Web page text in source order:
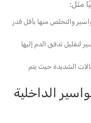
مثل:
والتخلص منها بأقل قدر
لتقليل تدفق الدم إليها
الشديدة حيث يتم
الداخلية